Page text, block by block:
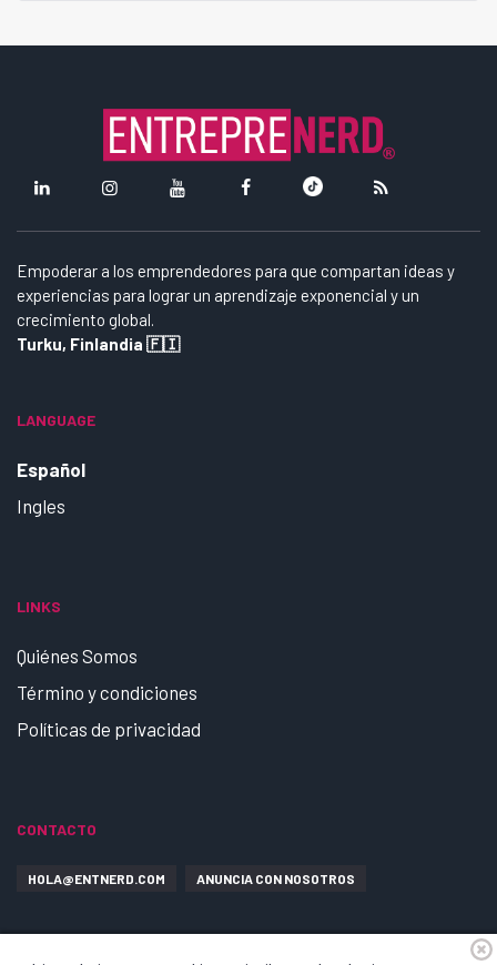
Empoderar a los emprendedores para que compartan ideas y
experiencias para lograr un aprendizaje exponencial y un
crecimiento global.
Turku, Finlandia 🇫🇮
LANGUAGE
Español
Ingles
LINKS
Quiénes Somos
Término y condiciones
Políticas de privacidad
CONTACTO
HOLA@ENTNERD.COM ANUNCIA CON NOSOTROS